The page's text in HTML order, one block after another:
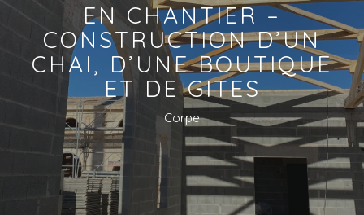
EN CHANTIER –
CONSTRUCTION D’UN
CHAI, D’UNE BOUTIQUE
ET DE GITES
Corpe